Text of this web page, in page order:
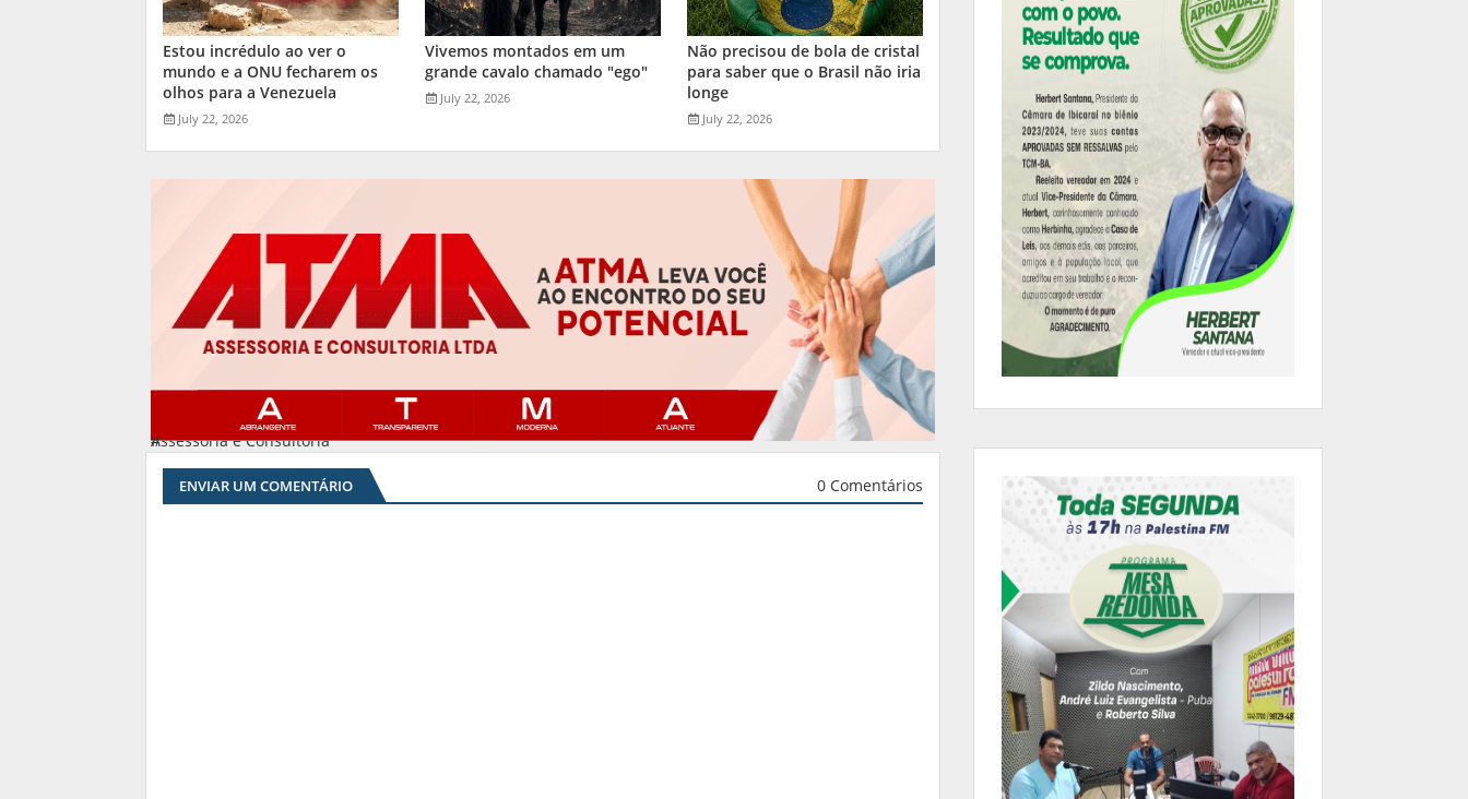
Estou incrédulo ao ver o
mundo e a ONU fecharem os
olhos para a Venezuela
July 22, 2026
Vivemos montados em um
grande cavalo chamado "ego"
July 22, 2026
Não precisou de bola de cristal
para saber que o Brasil não iria
longe
July 22, 2026
Assessoria e Consultoria
#
ENVIAR UM COMENTÁRIO 0 Comentários